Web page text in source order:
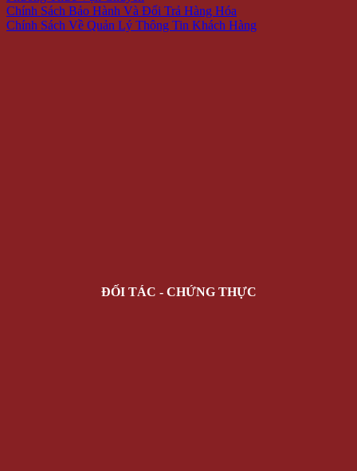
Chính Sách Bảo Hành Và Đổi Trả Hàng Hóa
Chính Sách Về Quản Lý Thông Tin Khách Hàng
ĐỐI TÁC - CHỨNG THỰC